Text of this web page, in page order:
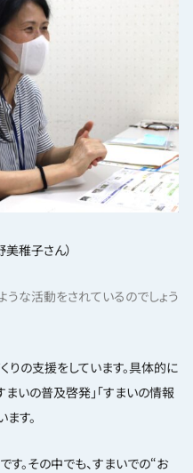
美稚子さん）
な活動をされているのでしょう
りの支援をしています。具体的に
まいの普及啓発」「すまいの情報
す。
す。その中でも、すまいでの“お